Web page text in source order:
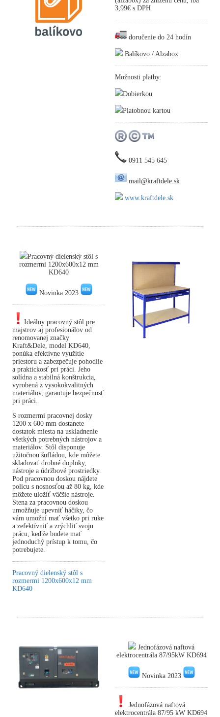
3,99€ s DPH
doručenie do 24 hodín
Balíkovo / Alzabox
Možnosti platby:
Dobierkou
Platobnou kartou
0911 545 645
mail@kraftdele.sk
www.kraftdele.sk
Pracovný dielenský stôl s
rozmermi 1200x600x12 mm
KD640
Novinka 2023
Ideálny pracovný stôl pre
majstrov aj profesionálov od
renomovanej značky
Kraft&Dele, model KD640,
ponúka efektívne využitie
priestoru a zabezpečuje pohodlie
a praktickosť pri práci. Jeho
solídna a stabilná konštrukcia,
vyrobená z vysokokvalitných
materiálov, garantuje bezpečnosť
pri práci.
S rozmermi pracovnej dosky
1200 x 600 mm dostanete
dostatok miesta na uskladnenie
všetkých potrebných nástrojov a
materiálov. Stôl disponuje
užitočnou šufládou, kde môžete
skladovať drobné doplnky,
nástroje a údržbové prostriedky.
Pod pracovnou doskou nájdete
policu s nosnosťou až 80 kg, kde
môžete uložiť väčšie nástroje.
Stena za pracovnou doskou
umožňuje upevniť háčiky, čo
vám umožní mať všetko pri ruke
a zefektívniť a zrýchliť svoju
prácu, keďže budete mať
jednoduchý prístup k tomu, čo
potrebujete.
Pracovný dielenský stôl s
rozmermi 1200x600x12 mm
KD640
Jednofázová naftová
elektrocentrála 87/95kW KD694
Novinka 2023
Jednofázová naftová
elektrocentrála 87/95 kW KD694